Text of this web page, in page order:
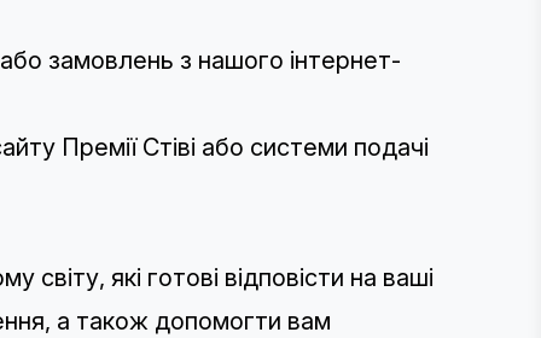
замовлень з нашого інтернет-
Премії Стіві або системи подачі
світу, які готові відповісти на ваші
а також допомогти вам